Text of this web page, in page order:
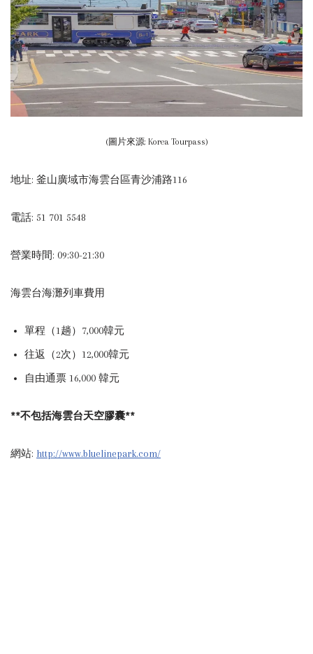
(圖片來源: Korea Tourpass)
地址: 釜山廣域市海雲台區青沙浦路116
電話: 51 701 5548
營業時間: 09:30-21:30
海雲台海灘列車費用
單程（1趟）7,000韓元
往返（2次）12,000韓元
自由通票 16,000 韓元
**不包括海雲台天空膠囊**
網站: http://www.bluelinepark.com/